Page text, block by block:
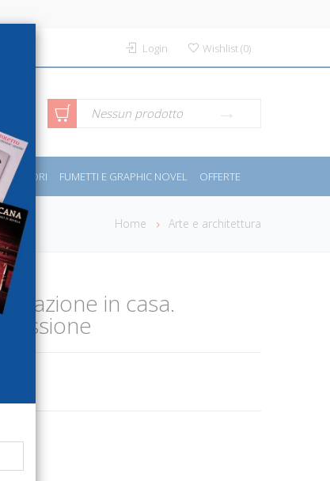
Login Wishlist(0)
Nessun prodotto
MOTORI FUMETTI E GRAPHIC NOVEL OFFERTE
Home Arte e architettura
in casa.